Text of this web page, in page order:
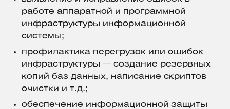
работе аппаратной и программной
инфраструктуры информационной
системы;
профилактика перегрузок или ошибок
инфраструктуры — создание резервных
копий баз данных, написание скриптов
очистки и т.д.;
обеспечение информационной защиты